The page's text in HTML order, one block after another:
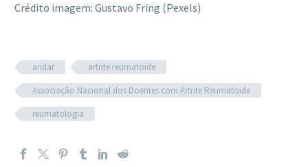
Crédito imagem: Gustavo Fring (Pexels)
andar
artrite reumatoide
Associação Nacional dos Doentes com Artrite Reumatoide
reumatologia